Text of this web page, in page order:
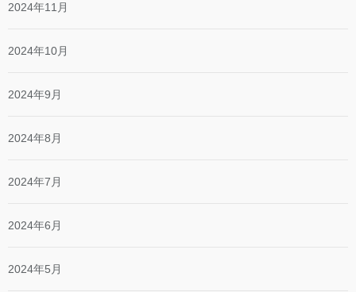
2024年11月
2024年10月
2024年9月
2024年8月
2024年7月
2024年6月
2024年5月